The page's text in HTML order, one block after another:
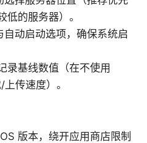
低的服务器）。
动启动选项，确保系统启
录基线数值（在不使用
传速度）。
版本，绕开应用商店限制